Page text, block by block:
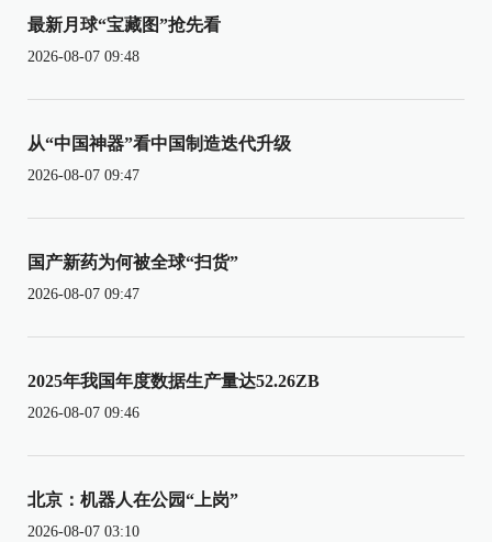
最新月球“宝藏图”抢先看
2026-08-07 09:48
从“中国神器”看中国制造迭代升级
2026-08-07 09:47
国产新药为何被全球“扫货”
2026-08-07 09:47
2025年我国年度数据生产量达52.26ZB
2026-08-07 09:46
北京：机器人在公园“上岗”
2026-08-07 03:10